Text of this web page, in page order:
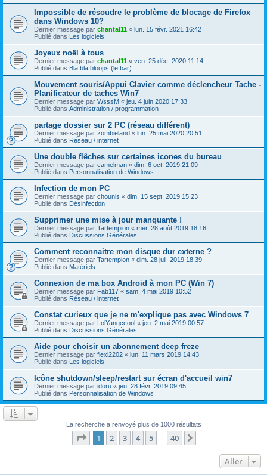
Impossible de résoudre le problème de blocage de Firefox
dans Windows 10?
Dernier message par chantal11 « lun. 15 févr. 2021 16:42
Publié dans Les logiciels
Joyeux noël à tous
Dernier message par chantal11 « ven. 25 déc. 2020 11:14
Publié dans Bla bla bloops (le bar)
Mouvement souris/Appui Clavier comme déclencheur Tache -
Planificateur de taches Win7
Dernier message par WsssM « jeu. 4 juin 2020 17:33
Publié dans Administration / programmation
partage dossier sur 2 PC (réseau différent)
Dernier message par zombieland « lun. 25 mai 2020 20:51
Publié dans Réseau / internet
Une double flêches sur certaines icones du bureau
Dernier message par camelman « dim. 6 oct. 2019 21:09
Publié dans Personnalisation de Windows
Infection de mon PC
Dernier message par chounis « dim. 15 sept. 2019 15:23
Publié dans Désinfection
Supprimer une mise à jour manquante !
Dernier message par Tartempion « mer. 28 août 2019 18:16
Publié dans Discussions Générales
Comment reconnaitre mon disque dur externe ?
Dernier message par Tartempion « dim. 28 juil. 2019 18:39
Publié dans Matériels
Connexion de ma box Android à mon PC (Win 7)
Dernier message par Fab117 « sam. 4 mai 2019 10:52
Publié dans Réseau / internet
Constat curieux que je ne m'explique pas avec Windows 7
Dernier message par LolYangccool « jeu. 2 mai 2019 00:57
Publié dans Discussions Générales
Aide pour choisir un abonnement deep freze
Dernier message par flexi2202 « lun. 11 mars 2019 14:43
Publié dans Les logiciels
Icône shutdown/sleep/restart sur écran d'accueil win7
Dernier message par idoru « jeu. 28 févr. 2019 09:45
Publié dans Personnalisation de Windows
La recherche a renvoyé plus de 1000 résultats
Page 1sur40
1 2 3 4 5 40
Aller